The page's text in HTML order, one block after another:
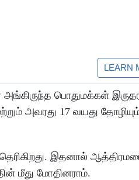
பொதுமக்கள்
அவரது 17 வயது
இதனால்
மீது மோதினராம்.